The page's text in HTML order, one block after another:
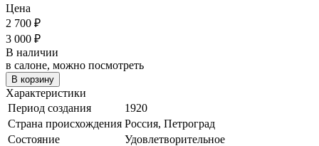
Цена
2 700 ₽
3 000 ₽
В наличии
в салоне, можно посмотреть
В корзину
Характеристики
Период создания
1920
Страна происхождения Россия, Петроград
Состояние
Удовлетворительное